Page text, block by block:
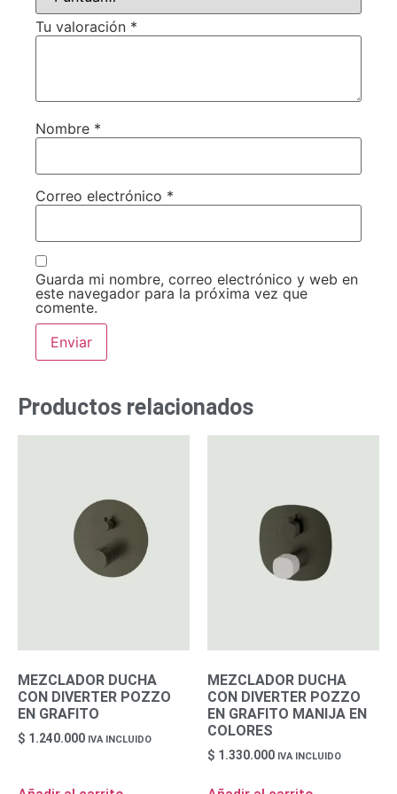
Tu valoración *
Nombre *
Correo electrónico *
Guarda mi nombre, correo electrónico y web en
este navegador para la próxima vez que
comente.
Productos relacionados
MEZCLADOR DUCHA
CON DIVERTER POZZO
EN GRAFITO
$ 1.240.000 IVA INCLUIDO
MEZCLADOR DUCHA
CON DIVERTER POZZO
EN GRAFITO MANIJA EN
COLORES
$ 1.330.000 IVA INCLUIDO